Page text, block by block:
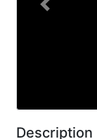
Previous
Description